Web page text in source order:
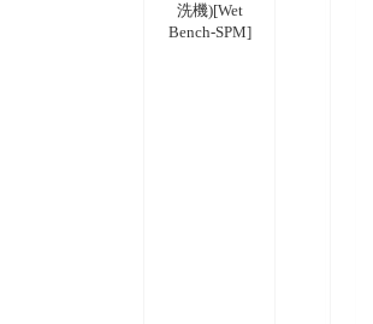
洗機)[Wet
Bench-SPM]